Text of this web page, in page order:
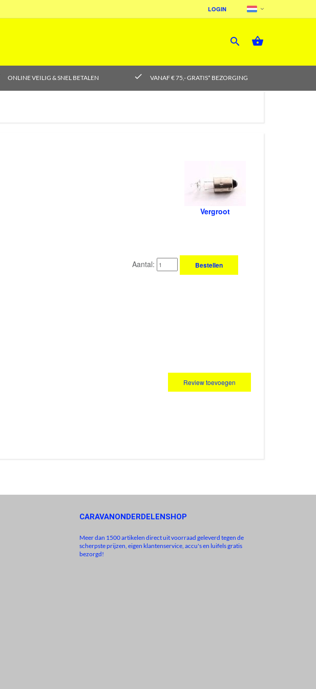
LOGIN


ONLINE VEILIG & SNEL BETALEN check VANAF € 75,- GRATIS* BEZORGING
Vergroot
Aantal: Bestellen
Review toevoegen
CARAVANONDERDELENSHOP
Meer dan 1500 artikelen direct uit voorraad geleverd tegen de
scherpste prijzen, eigen klantenservice, accu's en luifels gratis
bezorgd!